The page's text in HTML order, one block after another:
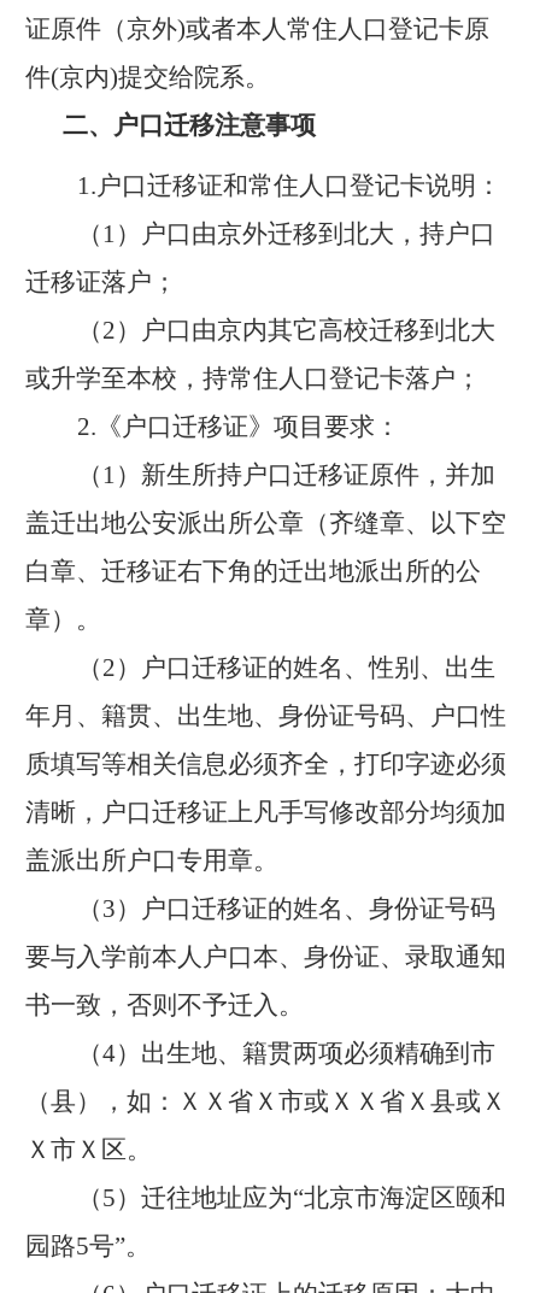
证原件（京外)或者本人常住人口登记卡原
件(京内)提交给院系。
二、户口迁移注意事项
1.户口迁移证和常住人口登记卡说明：
（ 1）户口由京外迁移到北大，持户口
迁移证落户；
（2）户口由京内其它高校迁移到北大
或升学至本校，持常住人口登记卡落户；
2.《户口迁移证》项目要求：
（ 1）新生所持户口迁移证原件，并加
盖迁出地公安派出所公章（齐缝章、以下空
白章、迁移证右下角的迁出地派出所的公
章）。
（2）户口迁移证的姓名、性别、出生
年月、籍贯、出生地、身份证号码、户口性
质填写等相关信息必须齐全，打印字迹必须
清晰，户口迁移证上凡手写修改部分均须加
盖派出所户口专用章。
（3）户口迁移证的姓名、身份证号码
要与入学前本人户口本、身份证、录取通知
书一致，否则不予迁入。
（4）出生地、籍贯两项必须精确到市
（县），如：ＸＸ省Ｘ市或ＸＸ省Ｘ县或Ｘ
Ｘ市Ｘ区。
（5）迁往地址应为“北京市海淀区颐和
园路5号”。